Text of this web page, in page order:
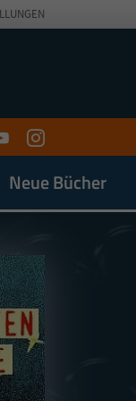
YOUTUBEINSTAGRAM
Neue Bücher